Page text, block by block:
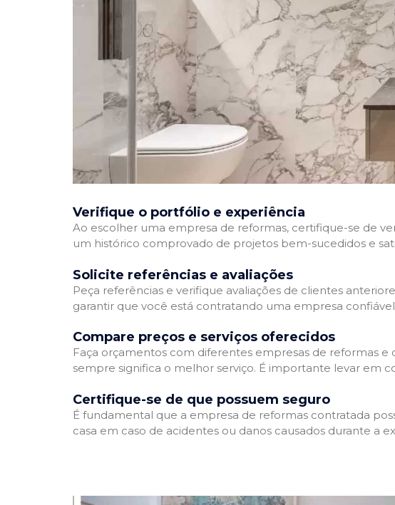
Verifique o portfólio e experiência
Ao escolher uma empresa de reformas, certifique-se de
um histórico comprovado de projetos bem-sucedidos e
Solicite referências e avaliações
Peça referências e verifique avaliações de clientes
garantir que você está contratando uma empresa
Compare preços e serviços oferecidos
Faça orçamentos com diferentes empresas de reformas
sempre significa o melhor serviço. É importante levar em
Certifique-se de que possuem seguro
É fundamental que a empresa de reformas contratada
casa em caso de acidentes ou danos causados durante a